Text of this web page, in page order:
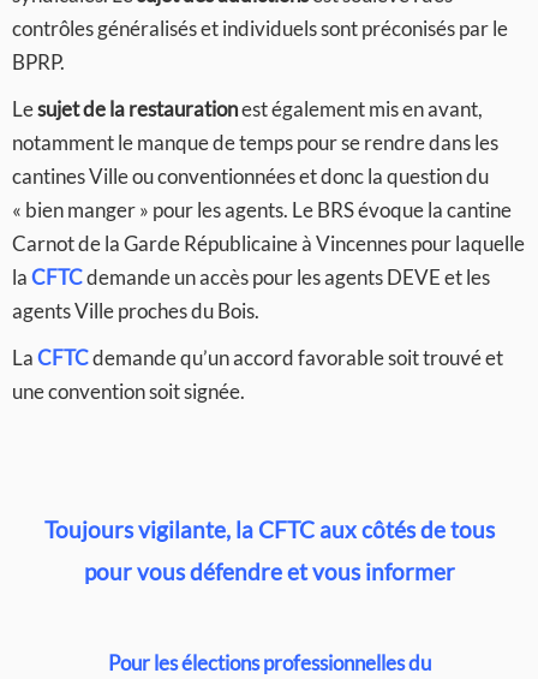
contrôles généralisés et individuels sont préconisés par le
BPRP.
Lesujet de la restaurationest également mis en avant,
notamment le manque de temps pour se rendre dans les
cantines Ville ou conventionnées et donc la question du
« bien manger » pour les agents. Le BRS évoque la cantine
Carnot de la Garde Républicaine à Vincennes pour laquelle
laCFTCdemande un accès pour les agents DEVE et les
agents Ville proches du Bois.
LaCFTCdemande qu’un accord favorable soit trouvé et
une convention soit signée.
Toujours vigilante, la CFTC aux côtés de tous
pour vous défendre et vous informer
Pour les élections professionnelles du